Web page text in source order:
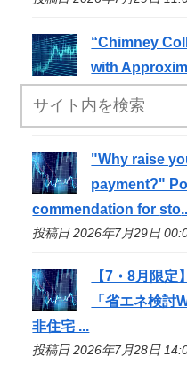
“Chimney
with
投稿日 2026年7月29日
"Why raise
payment?"
commendation forsto
投稿日 2026年7月29日
【7・8月限定
「省エネ検討
非住宅 ...
投稿日 2026年7月28日